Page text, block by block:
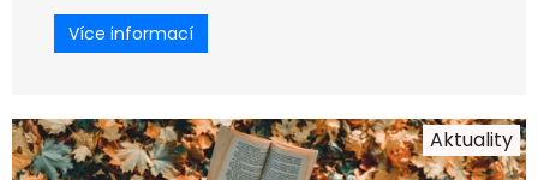
Více informací
Aktuality